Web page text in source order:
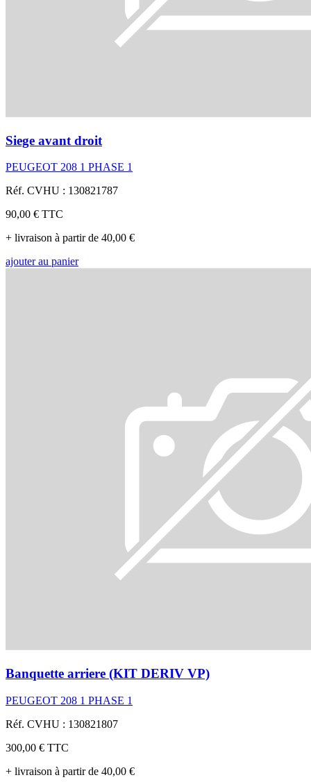
Siege avant droit
PEUGEOT 208 1 PHASE 1
Réf. CVHU : 130821787
90,00 € TTC
+ livraison à partir de 40,00 €
ajouter au panier
Banquette arriere (KIT DERIV VP)
PEUGEOT 208 1 PHASE 1
Réf. CVHU : 130821807
300,00 € TTC
+ livraison à partir de 40,00 €